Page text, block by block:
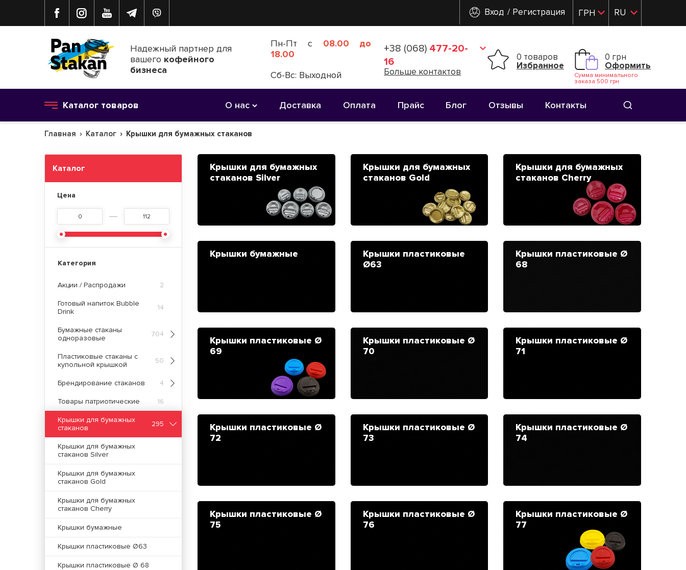
Вход Регистрация
ГРН
UK
RU
Надежный партнер для
вашего кофейного
бизнеса
Пн-Пт с 08.00 до
18.00
Сб-Вс: Выходной
+38 (068) 477-20-
16
Больше контактов
0 товаров
Избранное
0 грн
Оформить
Сумма минимального
заказа 500 грн
Каталог товаров О нас Доставка Оплата Прайс Блог Отзывы Контакты
Главная Каталог Крышки для бумажных стаканов
Крышки для бумажных
стаканов Silver
Крышки для бумажных
стаканов Gold
Крышки для бумажных
стаканов Cherry
Крышки бумажные
Крышки пластиковые
Ø63
Крышки пластиковые Ø
68
Крышки пластиковые Ø
69
Крышки пластиковые Ø
70
Крышки пластиковые Ø
71
Крышки пластиковые Ø
72
Крышки пластиковые Ø
73
Крышки пластиковые Ø
74
Крышки пластиковые Ø
75
Крышки пластиковые Ø
76
Крышки пластиковые Ø
77
Каталог
Цена
Категория
Акции / Распродажи 2
Готовый напиток Bubble
Drink
14
Бумажные стаканы
одноразовые
704
Пластиковые стаканы с
купольной крышкой
50
Брендирование стаканов 4
Товары патриотические 16
Крышки для бумажных
стаканов
295
Крышки для бумажных
стаканов Silver
Крышки для бумажных
стаканов Gold
Крышки для бумажных
стаканов Cherry
Крышки бумажные
Крышки пластиковые Ø63
Крышки пластиковые Ø 68